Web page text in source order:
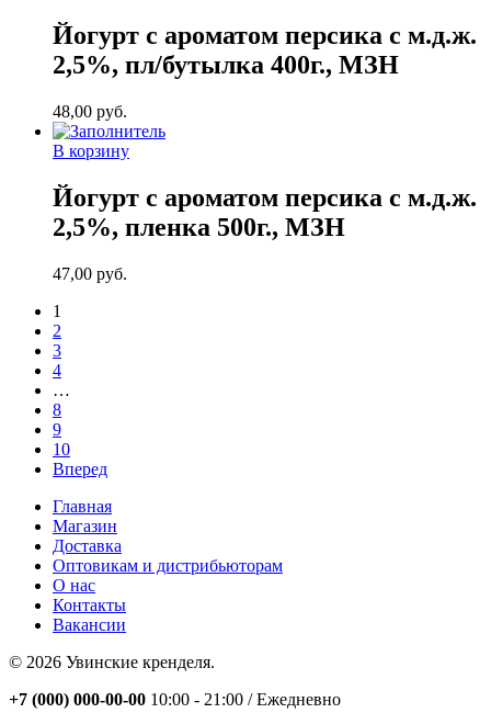
Йогурт с ароматом персика с м.д.ж.
2,5%, пл/бутылка 400г., МЗН
48,00 руб.
В корзину
Йогурт с ароматом персика с м.д.ж.
2,5%, пленка 500г., МЗН
47,00 руб.
1
2
3
4
…
8
9
10
Вперед
Главная
Магазин
Доставка
Оптовикам и дистрибьюторам
О нас
Контакты
Вакансии
© 2026 Увинские кренделя.
Close
+7 (000) 000-00-00 10:00 - 21:00 / Eжедневно